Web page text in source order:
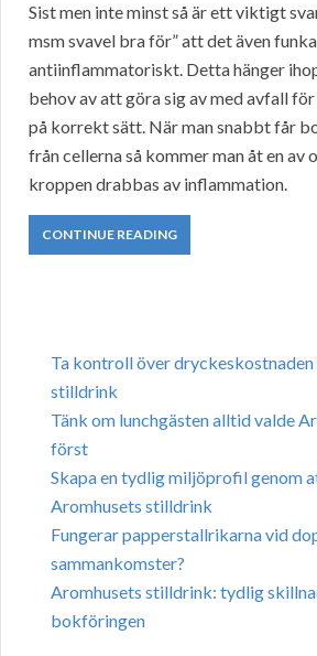
Sist men inte minst så är ett viktigt
msm svavel bra för” att det även
antiinflammatoriskt. Detta hänger
behov av att göra sig av med avfall
på korrekt sätt. När man snabbt får
från cellerna så kommer man åt en av
kroppen drabbas av inflammation.
CONTINUE READING
Ta kontroll över dryckeskostnaden
stilldrink
Tänk om lunchgästen alltid valde
först
Skapa en tydlig miljöprofil genom
Aromhusets stilldrink
Fungerar papperstallrikarna vid
sammankomster?
Aromhusets stilldrink: tydlig
bokföringen